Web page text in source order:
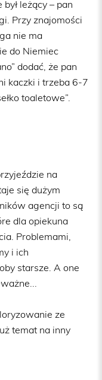
leżący – pan
Przy znajomości
nie ma
do Niemiec
dodać, że pan
kaczki i trzeba 6-7
toaletowe”.
na
się dużym
agencji to są
dla opiekuna
Problemami,
i ich
starsze. A one
ze
temat na inny